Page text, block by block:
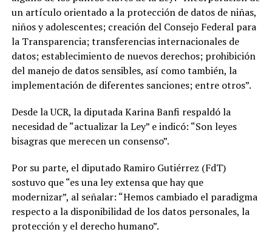
un artículo orientado a la protección de datos de niñas,
niños y adolescentes; creación del Consejo Federal para
la Transparencia; transferencias internacionales de
datos; establecimiento de nuevos derechos; prohibición
del manejo de datos sensibles, así como también, la
implementación de diferentes sanciones; entre otros”.
Desde la UCR, la diputada Karina Banfi respaldó la
necesidad de “actualizar la Ley” e indicó: “Son leyes
bisagras que merecen un consenso”.
Por su parte, el diputado Ramiro Gutiérrez (FdT)
sostuvo que “es una ley extensa que hay que
modernizar”, al señalar: “Hemos cambiado el paradigma
respecto a la disponibilidad de los datos personales, la
protección y el derecho humano”.